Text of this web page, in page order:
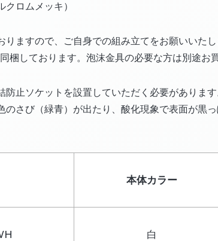
ムメッキ）
りますので、ご自身での組み立てをお願いいたし
梱しております。泡沫金具の必要な方は別途お
防止ソケットを設置していただく必要があります
のさび（緑青）が出たり、酸化現象で表面が黒
本体カラー
白